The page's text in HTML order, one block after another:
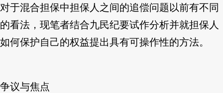
对于混合担保中担保人之间的追偿问题以前有不同
的看法，现笔者结合九民纪要试作分析并就担保人
如何保护自己的权益提出具有可操作性的方法。
争议与焦点